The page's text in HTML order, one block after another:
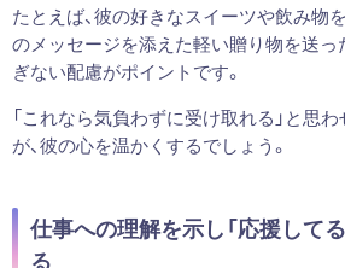
たとえば、彼の好きなスイーツや飲み物
のメッセージを添えた軽い贈り物を送っ
ぎない配慮がポイントです。
「これなら気負わずに受け取れる」と思
が、彼の心を温かくするでしょう。
仕事への理解を示し「応援して
る